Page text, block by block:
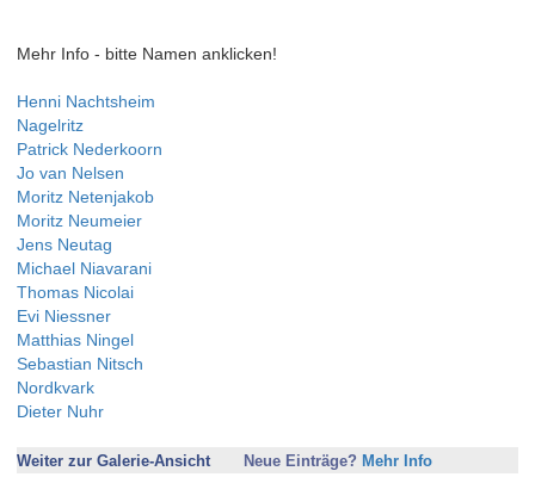
Mehr Info - bitte Namen anklicken!
Henni Nachtsheim
Nagelritz
Patrick Nederkoorn
Jo van Nelsen
Moritz Netenjakob
Moritz Neumeier
Jens Neutag
Michael Niavarani
Thomas Nicolai
Evi Niessner
Matthias Ningel
Sebastian Nitsch
Nordkvark
Dieter Nuhr
Weiter zur Galerie-Ansicht Neue Einträge? Mehr Info